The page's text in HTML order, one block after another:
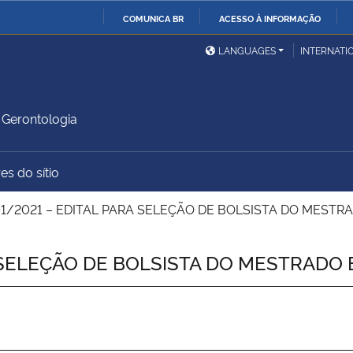
COMUNICA BR ACESSO À INFORMAÇÃO
Ministério da Defesa
Ministério das Relações
Exteriores
Ministério do
Desenvolvimento Regional
União
Advocacia-Geral da União Banco Central do Brasil
LANGUAGES
do sítio
2021 – EDITAL PARA SELEÇÃO DE BOLSISTA DO
DE BOLSISTA DO MESTRADO